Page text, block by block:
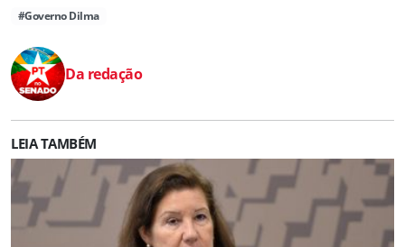
#Governo Dilma
Da redação
LEIA TAMBÉM